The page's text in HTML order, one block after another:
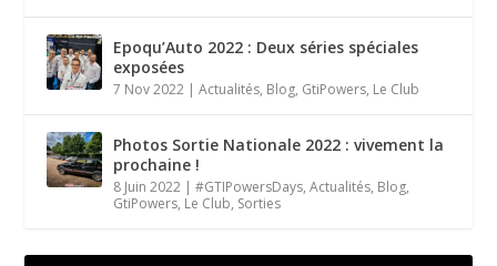
Epoqu’Auto 2022 : Deux séries spéciales
exposées
7 Nov 2022 |Actualités, Blog, GtiPowers, Le Club
Photos Sortie Nationale 2022 : vivement la
prochaine !
8 Juin 2022 |#GTIPowersDays,Actualités, Blog,
GtiPowers, Le Club, Sorties